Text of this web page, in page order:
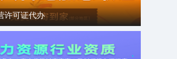
许可证代办